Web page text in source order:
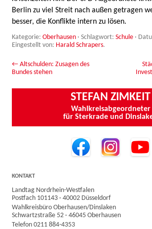
Berlin zu viel Streit nach außen getragen
besser, die Konflikte intern zu lösen.
Kategorie: Oberhausen · Schlagwort: Schule ·
Eingestellt von: Harald Schrapers.
Beitrags-Navigation
← Altschulden: Zusagen des
Bundes stehen
STEFAN ZIMKEIT
Wahlkreisabgeordneter
für Sterkrade und
KONTAKT
Landtag Nordrhein-Westfalen
Postfach 101143 · 40002 Düsseldorf
Wahlkreisbüro Oberhausen/Dinslaken
Schwartzstraße 52 · 46045 Oberhausen
Telefon 0211 884-4353